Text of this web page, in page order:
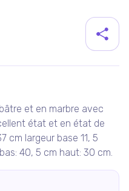
et en marbre avec
état et en état de
cm largeur base 11, 5
40, 5 cm haut: 30 cm.